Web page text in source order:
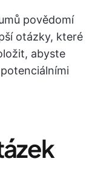
povědomí
otázky, které
abyste